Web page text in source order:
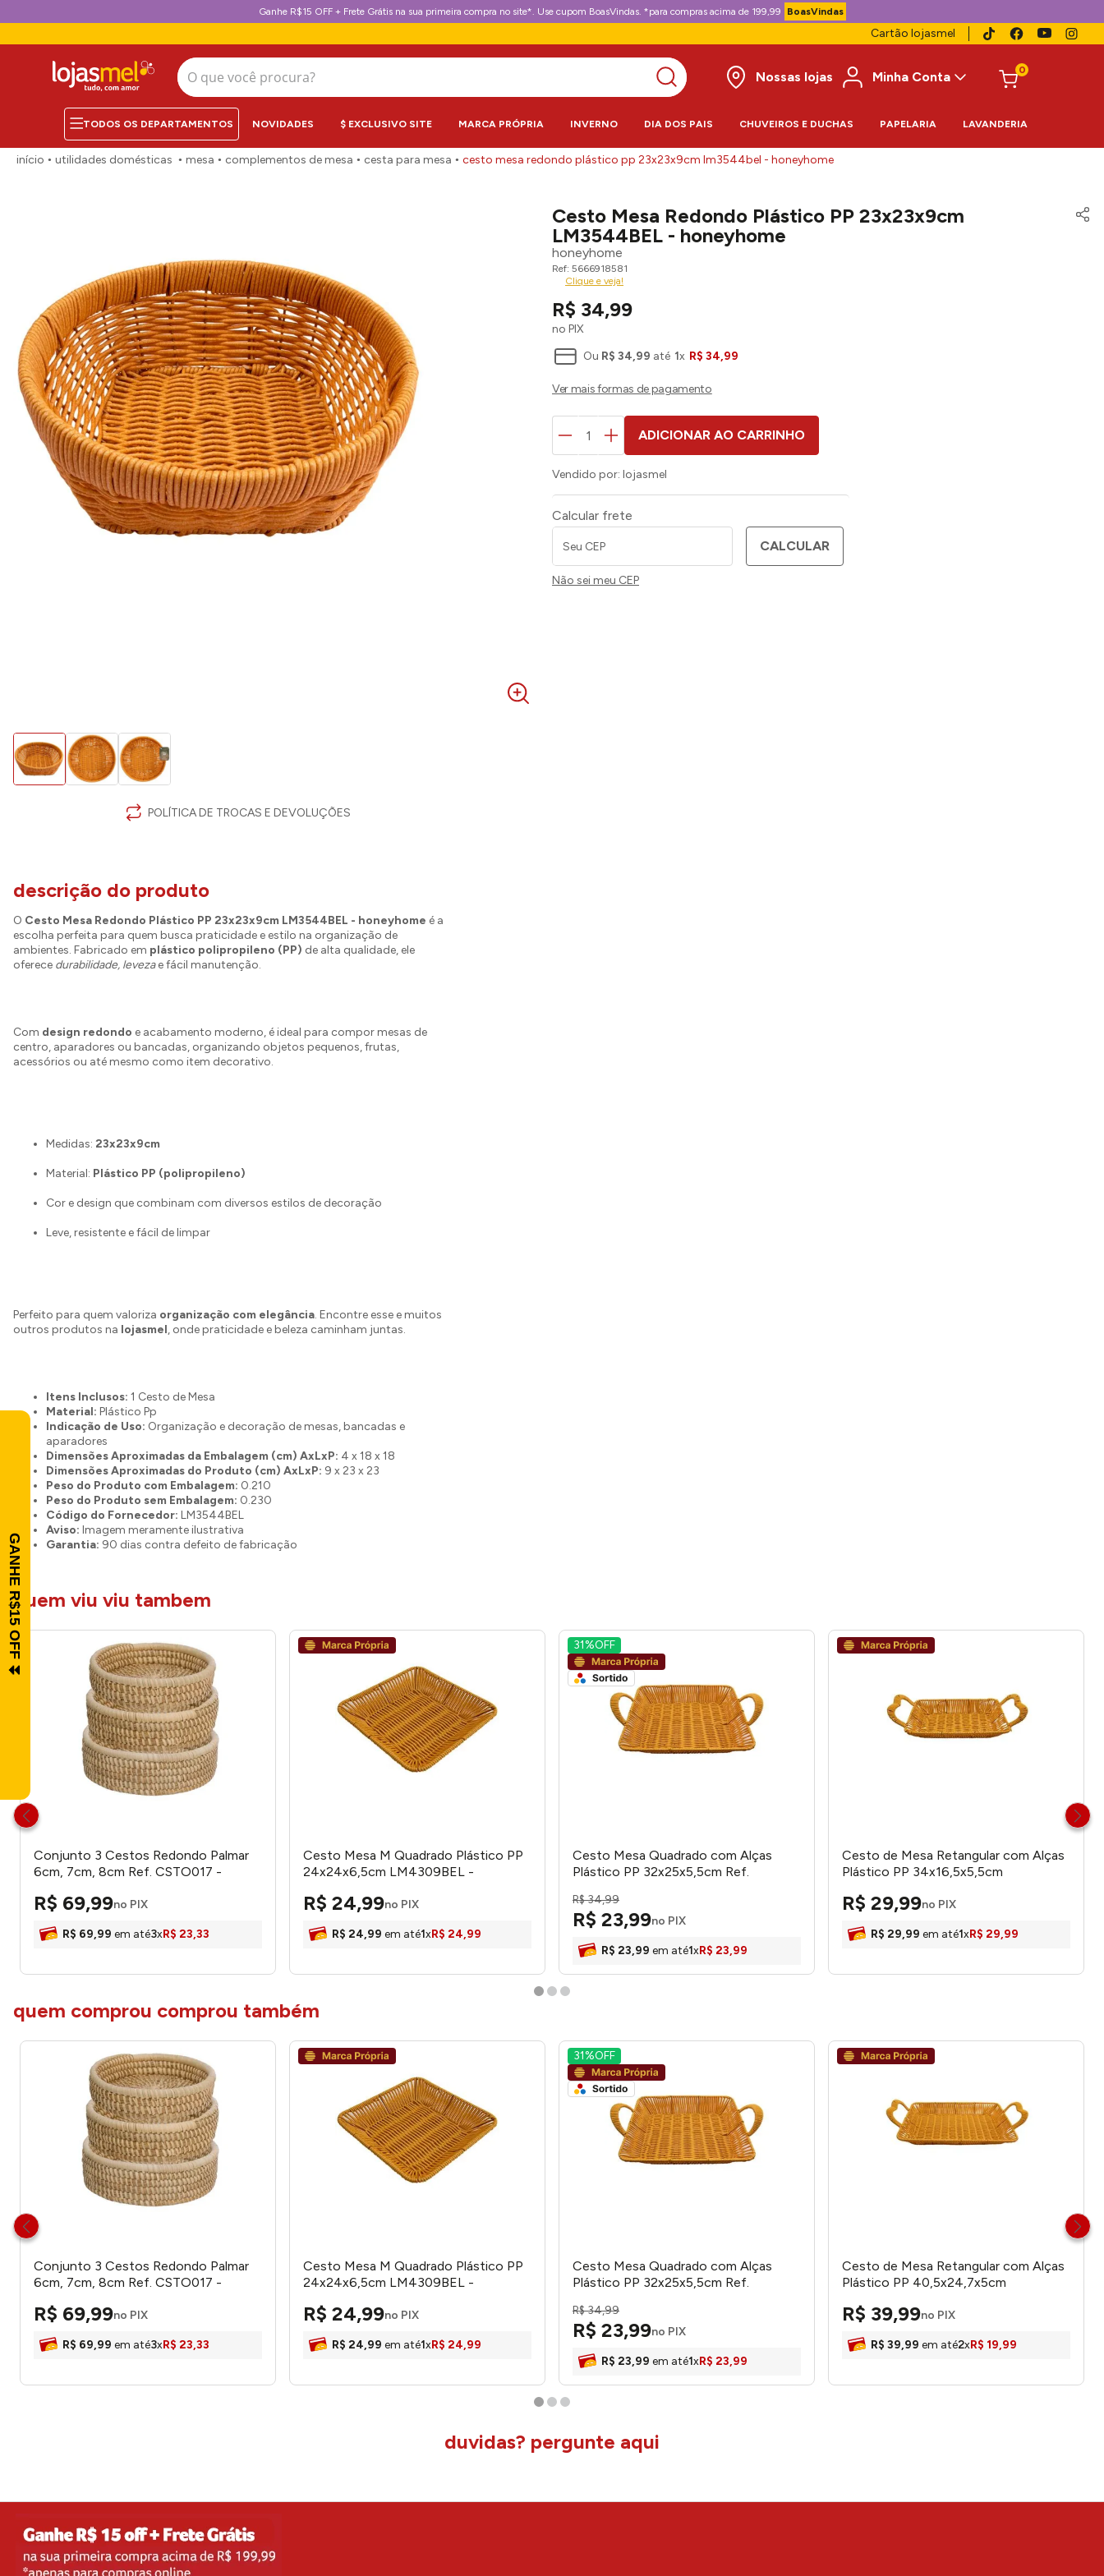
Ganhe R$15 OFF + Frete Grátis na sua primeira compra no site*. Use cupom BoasVindas. *para compras acima de 199,99 BoasVindas
Cartão lojasmel
O que você procura?
Nossas lojas
Minha Conta 0
NOVIDADES $ EXCLUSIVO SITE MARCA PRÓPRIA INVERNO DIA DOS PAIS CHUVEIROS E DUCHAS PAPELARIA LAVANDERIA
utilidades domésticas mesa complementos de mesa cesta para mesa cesto mesa redondo plástico pp 23x23x9cm lm3544bel - honeyhome
POLÍTICA DE TROCAS E DEVOLUÇÕES
Cesto Mesa Redondo Plástico PP 23x23x9cm
LM3544BEL - honeyhome
honeyhome
5666918581
Clique e veja!
R$ 34,99
no PIX
Ou R$ 34,99 até 1x R$ 34,99
ADICIONAR AO CARRINHO
Vendido por: lojasmel
Calcular frete
CALCULAR
Não sei meu CEP
descrição do produto
O Cesto Mesa Redondo Plástico PP 23x23x9cm LM3544BEL - honeyhome é a
escolha perfeita para quem busca praticidade e estilo na organização de
ambientes. Fabricado em plástico polipropileno (PP) de alta qualidade, ele
oferece durabilidade, levezae fácil manutenção.
Com design redondo e acabamento moderno, é ideal para compor mesas de
centro, aparadores ou bancadas, organizando objetos pequenos, frutas,
acessórios ou até mesmo como item decorativo.
Medidas: 23x23x9cm
Material: Plástico PP (polipropileno)
Cor e design que combinam com diversos estilos de decoração
Leve, resistente e fácil de limpar
Perfeito para quem valoriza organização com elegância. Encontre esse e muitos
outros produtos na lojasmel, onde praticidade e beleza caminham juntas.
Itens Inclusos: 1 Cesto de Mesa
Material: Plástico Pp
Indicação de Uso: Organização e decoração de mesas, bancadas e
aparadores
Dimensões Aproximadas da Embalagem (cm) AxLxP: 4 x 18 x 18
Dimensões Aproximadas do Produto (cm) AxLxP: 9 x 23 x 23
Peso do Produto com Embalagem: 0.210
Peso do Produto sem Embalagem: 0.230
Código do Fornecedor: LM3544BEL
Aviso: Imagem meramente ilustrativa
Garantia: 90 dias contra defeito de fabricação
quem viu viu tambem
Conjunto 3 Cestos Redondo Palmar
6cm, 7cm, 8cm Ref. CSTO017 -
R$ 69,99no PIX
R$ 69,99 em até3xR$ 23,33
Cesto Mesa M Quadrado Plástico PP
24x24x6,5cm LM4309BEL -
R$ 24,99no PIX
R$ 24,99 em até1xR$ 24,99
31%OFF
Cesto Mesa Quadrado com Alças
Plástico PP 32x25x5,5cm Ref.
R$34,99
R$ 23,99no PIX
R$ 23,99 em até1xR$ 23,99
Cesto de Mesa Retangular com Alças
Plástico PP 34x16,5x5,5cm
R$ 29,99no PIX
R$ 29,99 em até1xR$ 29,99
quem comprou comprou também
Conjunto 3 Cestos Redondo Palmar
6cm, 7cm, 8cm Ref. CSTO017 -
R$ 69,99no PIX
R$ 69,99 em até3xR$ 23,33
Cesto Mesa M Quadrado Plástico PP
24x24x6,5cm LM4309BEL -
R$ 24,99no PIX
R$ 24,99 em até1xR$ 24,99
31%OFF
Cesto Mesa Quadrado com Alças
Plástico PP 32x25x5,5cm Ref.
R$34,99
R$ 23,99no PIX
R$ 23,99 em até1xR$ 23,99
Cesto de Mesa Retangular com Alças
Plástico PP 40,5x24,7x5cm
R$ 39,99no PIX
R$ 39,99 em até2xR$ 19,99
duvidas? pergunte aqui